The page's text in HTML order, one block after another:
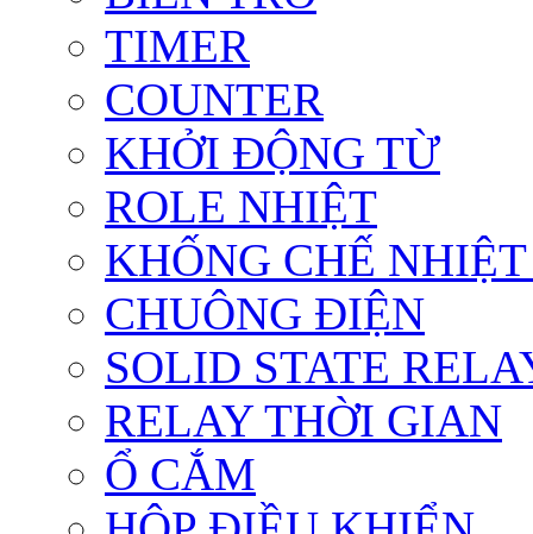
TIMER
COUNTER
KHỞI ĐỘNG TỪ
ROLE NHIỆT
KHỐNG CHẾ
CHUÔNG ĐIỆN
SOLID STATE
RELAY THỜI GIAN
Ổ CẮM